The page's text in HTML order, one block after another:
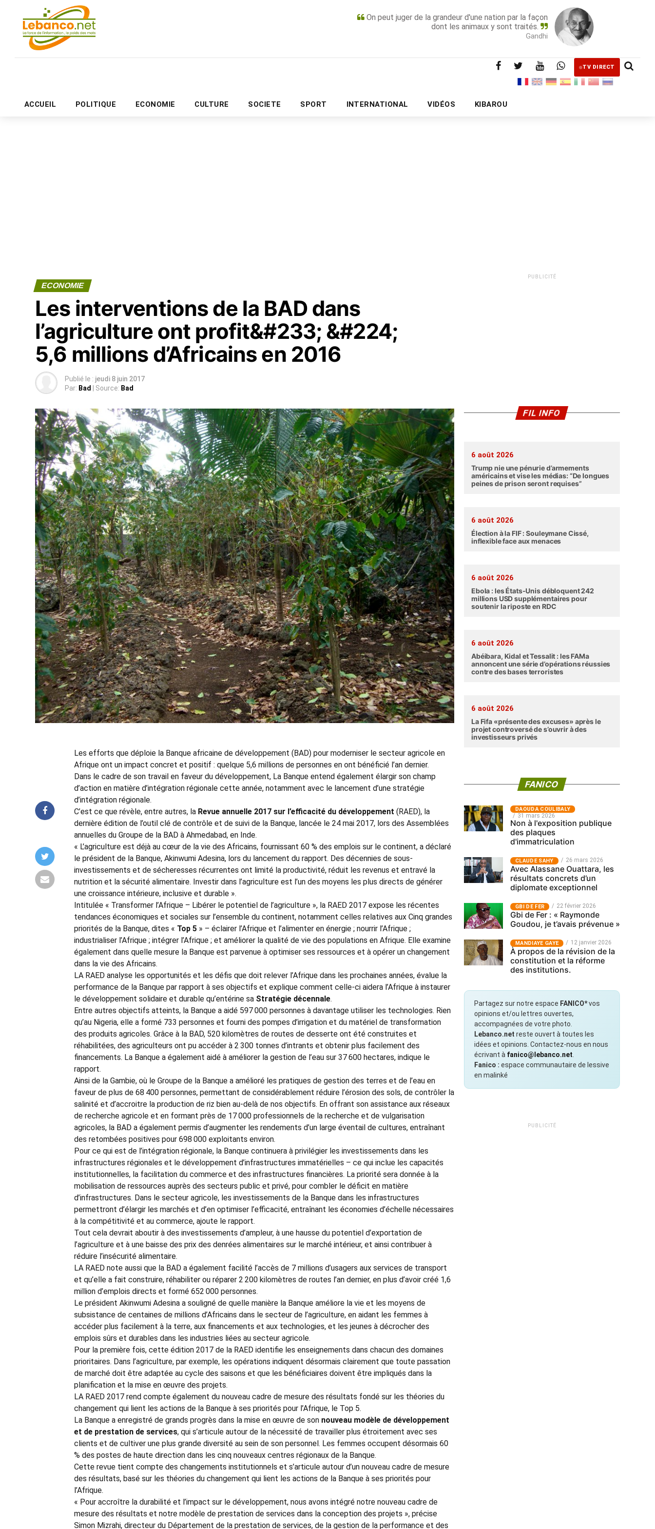
On peut juger de la grandeur d'une nation par la façon
dont les animaux y sont traités.
Gandhi
TV DIRECT
ACCUEIL POLITIQUE ECONOMIE CULTURE SOCIETE SPORT INTERNATIONAL VIDÉOS KIBAROU
PUBLICITÉ
ECONOMIE
Les interventions de la BAD dans
l’agriculture ont profit&#233; &#224;
5,6 millions d’Africains en 2016
Publié le : jeudi 8 juin 2017
Par: Bad | Source: Bad
Les efforts que déploie la Banque africaine de développement (BAD) pour moderniser le secteur agricole en
Afrique ont un impact concret et positif : quelque 5,6 millions de personnes en ont bénéficié l’an dernier.
Dans le cadre de son travail en faveur du développement, La Banque entend également élargir son champ
d’action en matière d’intégration régionale cette année, notamment avec le lancement d’une stratégie
d’intégration régionale.
C’est ce que révèle, entre autres, la Revue annuelle 2017 sur l’efficacité du développement (RAED), la
dernière édition de l’outil clé de contrôle et de suivi de la Banque, lancée le 24 mai 2017, lors des Assemblées
annuelles du Groupe de la BAD à Ahmedabad, en Inde.
« L’agriculture est déjà au cœur de la vie des Africains, fournissant 60 % des emplois sur le continent, a déclaré
le président de la Banque, Akinwumi Adesina, lors du lancement du rapport. Des décennies de sous-
investissements et de sécheresses récurrentes ont limité la productivité, réduit les revenus et entravé la
nutrition et la sécurité alimentaire. Investir dans l’agriculture est l’un des moyens les plus directs de générer
une croissance intérieure, inclusive et durable ».
Intitulée « Transformer l’Afrique – Libérer le potentiel de l’agriculture », la RAED 2017 expose les récentes
tendances économiques et sociales sur l’ensemble du continent, notamment celles relatives aux Cinq grandes
priorités de la Banque, dites « Top 5 » – éclairer l’Afrique et l’alimenter en énergie ; nourrir l’Afrique ;
industrialiser l’Afrique ; intégrer l’Afrique ; et améliorer la qualité de vie des populations en Afrique. Elle examine
également dans quelle mesure la Banque est parvenue à optimiser ses ressources et à opérer un changement
dans la vie des Africains.
LA RAED analyse les opportunités et les défis que doit relever l’Afrique dans les prochaines années, évalue la
performance de la Banque par rapport à ses objectifs et explique comment celle-ci aidera l’Afrique à instaurer
le développement solidaire et durable qu’entérine sa Stratégie décennale.
Entre autres objectifs atteints, la Banque a aidé 597 000 personnes à davantage utiliser les technologies. Rien
qu’au Nigeria, elle a formé 733 personnes et fourni des pompes d’irrigation et du matériel de transformation
des produits agricoles. Grâce à la BAD, 520 kilomètres de routes de desserte ont été construites et
réhabilitées, des agriculteurs ont pu accéder à 2 300 tonnes d’intrants et obtenir plus facilement des
financements. La Banque a également aidé à améliorer la gestion de l’eau sur 37 600 hectares, indique le
rapport.
Ainsi de la Gambie, où le Groupe de la Banque a amélioré les pratiques de gestion des terres et de l’eau en
faveur de plus de 68 400 personnes, permettant de considérablement réduire l’érosion des sols, de contrôler la
salinité et d’accroitre la production de riz bien au-delà de nos objectifs. En offrant son assistance aux réseaux
de recherche agricole et en formant près de 17 000 professionnels de la recherche et de vulgarisation
agricoles, la BAD a également permis d’augmenter les rendements d’un large éventail de cultures, entraînant
des retombées positives pour 698 000 exploitants environ.
Pour ce qui est de l’intégration régionale, la Banque continuera à privilégier les investissements dans les
infrastructures régionales et le développement d’infrastructures immatérielles – ce qui inclue les capacités
institutionnelles, la facilitation du commerce et des infrastructures financières. La priorité sera donnée à la
mobilisation de ressources auprès des secteurs public et privé, pour combler le déficit en matière
d’infrastructures. Dans le secteur agricole, les investissements de la Banque dans les infrastructures
permettront d’élargir les marchés et d’en optimiser l’efficacité, entraînant les économies d’échelle nécessaires
à la compétitivité et au commerce, ajoute le rapport.
Tout cela devrait aboutir à des investissements d’ampleur, à une hausse du potentiel d’exportation de
l’agriculture et à une baisse des prix des denrées alimentaires sur le marché intérieur, et ainsi contribuer à
réduire l’insécurité alimentaire.
LA RAED note aussi que la BAD a également facilité l’accès de 7 millions d’usagers aux services de transport
et qu’elle a fait construire, réhabiliter ou réparer 2 200 kilomètres de routes l’an dernier, en plus d’avoir créé 1,6
million d’emplois directs et formé 652 000 personnes.
Le président Akinwumi Adesina a souligné de quelle manière la Banque améliore la vie et les moyens de
subsistance de centaines de millions d’Africains dans le secteur de l’agriculture, en aidant les femmes à
accéder plus facilement à la terre, aux financements et aux technologies, et les jeunes à décrocher des
emplois sûrs et durables dans les industries liées au secteur agricole.
Pour la première fois, cette édition 2017 de la RAED identifie les enseignements dans chacun des domaines
prioritaires. Dans l’agriculture, par exemple, les opérations indiquent désormais clairement que toute passation
de marché doit être adaptée au cycle des saisons et que les bénéficiaires doivent être impliqués dans la
planification et la mise en œuvre des projets.
LA RAED 2017 rend compte également du nouveau cadre de mesure des résultats fondé sur les théories du
changement qui lient les actions de la Banque à ses priorités pour l’Afrique, le Top 5.
La Banque a enregistré de grands progrès dans la mise en œuvre de son nouveau modèle de développement
et de prestation de services, qui s’articule autour de la nécessité de travailler plus étroitement avec ses
clients et de cultiver une plus grande diversité au sein de son personnel. Les femmes occupent désormais 60
% des postes de haute direction dans les cinq nouveaux centres régionaux de la Banque.
Cette revue tient compte des changements institutionnels et s’articule autour d’un nouveau cadre de mesure
des résultats, basé sur les théories du changement qui lient les actions de la Banque à ses priorités pour
l’Afrique.
« Pour accroître la durabilité et l’impact sur le développement, nous avons intégré notre nouveau cadre de
mesure des résultats et notre modèle de prestation de services dans la conception des projets », précise
Simon Mizrahi, directeur du Département de la prestation de services, de la gestion de la performance et des
PUBLICITÉ
FIL INFO
6 août 2026
Trump nie une pénurie d’armements
américains et vise les médias: “De longues
peines de prison seront requises”
6 août 2026
Élection à la FIF : Souleymane Cissé,
inflexible face aux menaces
6 août 2026
Ebola : les États-Unis débloquent 242
millions USD supplémentaires pour
soutenir la riposte en RDC
6 août 2026
Abéibara, Kidal et Tessalit : les FAMa
annoncent une série d’opérations réussies
contre des bases terroristes
6 août 2026
La Fifa «présente des excuses» après le
projet controversé de s’ouvrir à des
investisseurs privés
FANICO
‎DAOUDA COULIBALY
31 mars 2026
Non à l'exposition publique
des plaques
d'immatriculation
CLAUDE SAHY 26 mars 2026
Avec Alassane Ouattara, les
résultats concrets d’un
diplomate exceptionnel
GBI DE FER 22 février 2026
Gbi de Fer : « Raymonde
Goudou, je t’avais prévenue »
MANDIAYE GAYE 12 janvier 2026
À propos de la révision de la
constitution et la réforme
des institutions.
Partagez sur notre espace FANICO*vos
opinions et/ou lettres ouvertes,
accompagnées de votre photo.
Lebanco.net reste ouvert à toutes les
idées et opinions. Contactez-nous en nous
écrivant à fanico@lebanco.net
Fanico : espace communautaire de lessive
en malinké
PUBLICITÉ